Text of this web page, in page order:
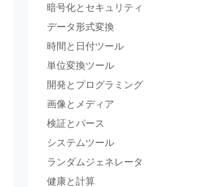
暗号化とセキュリティ
データ形式変換
時間と日付ツール
単位変換ツール
開発とプログラミング
画像とメディア
検証とパース
システムツール
ランダムジェネレータ
健康と計算